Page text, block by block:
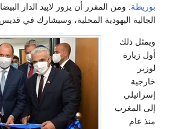
بوريطة. ومن المقرر أن يزور لاپيد الدار
الجالية اليهودية المحلية، وسيشارك في
ويمثل ذلك
أول زيارة
لوزير
خارجية
إسرائيلي
إلى المغرب
منذ عام